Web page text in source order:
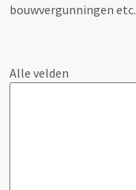
bouwvergunningen etc.
Alle velden